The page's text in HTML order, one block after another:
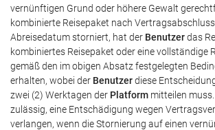
vernünftigen Grund oder höhere Gewalt
kombinierte Reisepaket nach
Abreisedatum storniert, hat der Benutzerdas
kombiniertes Reisepaket oder eine vollständige
gemäß den im obigen Absatz festgelegten
erhalten, wobei der Benutzerdiese
zwei (2) Werktagen der Platform mitteilen
zulässig, eine Entschädigung wegen
verlangen, wenn die Stornierung auf einen